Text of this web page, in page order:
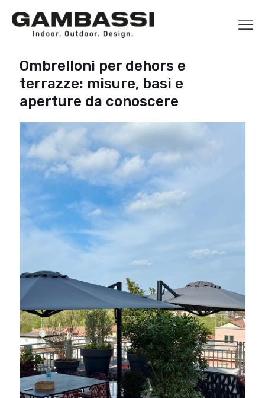
Ombrelloni per dehors e
terrazze: misure, basi e
aperture da conoscere